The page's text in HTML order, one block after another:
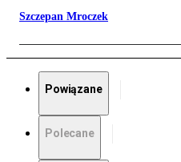
Szczepan Mroczek
Powiązane
Polecane